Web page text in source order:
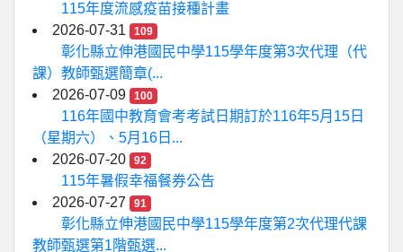
115年度流感疫苗接種計畫
2026-07-31
109
彰化縣立伸港國民中學115學年度第3次代理（代
課）教師甄選簡章(...
2026-07-09
100
116年國中教育會考考試日期訂於116年5月15日
（星期六）、5月16日...
2026-07-20
92
115年暑假幸福餐券公告
2026-07-27
91
彰化縣立伸港國民中學115學年度第2次代理代課
教師甄選第1階甄選...